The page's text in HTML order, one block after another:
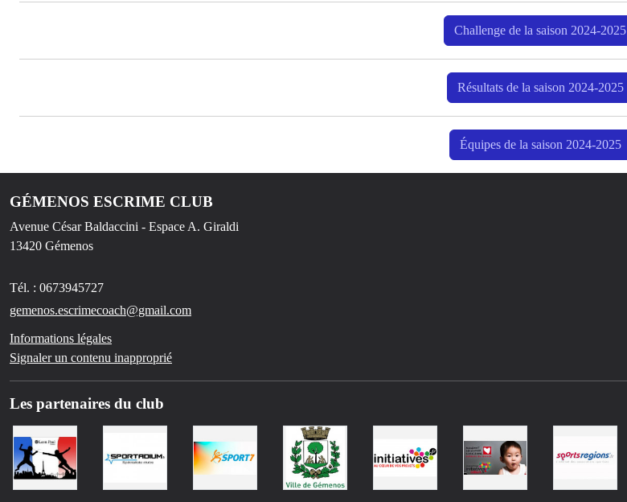
Challenge de la saison 2024-2025
Résultats de la saison 2024-2025
Équipes de la saison 2024-2025
GÉMENOS ESCRIME CLUB
Avenue César Baldaccini - Espace A. Giraldi
13420 Gémenos
Tél. : 0673945727
gemenos.escrimecoach@gmail.com
Informations légales
Signaler un contenu inapproprié
Les partenaires du club